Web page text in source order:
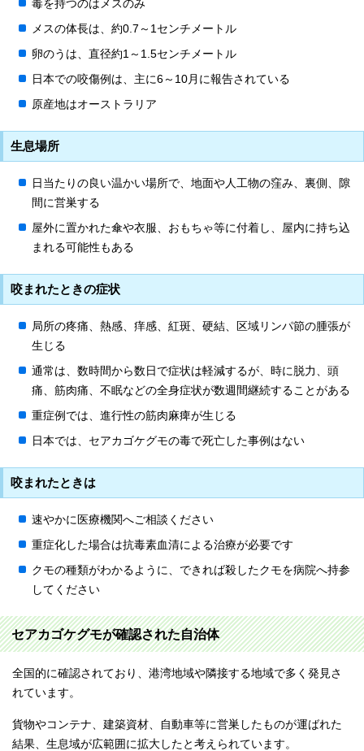
毒を持つのはメスのみ
メスの体長は、約0.7～1センチメートル
卵のうは、直径約1～1.5センチメートル
日本での咬傷例は、主に6～10月に報告されている
原産地はオーストラリア
生息場所
日当たりの良い温かい場所で、地面や人工物の窪み、裏側、隙
間に営巣する
屋外に置かれた傘や衣服、おもちゃ等に付着し、屋内に持ち込
まれる可能性もある
咬まれたときの症状
局所の疼痛、熱感、痒感、紅斑、硬結、区域リンパ節の腫張が
生じる
通常は、数時間から数日で症状は軽減するが、時に脱力、頭
痛、筋肉痛、不眠などの全身症状が数週間継続することがある
重症例では、進行性の筋肉麻痺が生じる
日本では、セアカゴケグモの毒で死亡した事例はない
咬まれたときは
速やかに医療機関へご相談ください
重症化した場合は抗毒素血清による治療が必要です
クモの種類がわかるように、できれば殺したクモを病院へ持参
してください
セアカゴケグモが確認された自治体
全国的に確認されており、港湾地域や隣接する地域で多く発見さ
れています。
貨物やコンテナ、建築資材、自動車等に営巣したものが運ばれた
結果、生息域が広範囲に拡大したと考えられています。